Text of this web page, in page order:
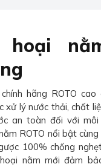
chính hãng ROTO
lý nước thải, chất
an toàn đối với môi
ROTO nổi bật cùng
100% chống
nằm mới đảm